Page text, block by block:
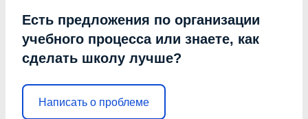
Есть предложения по организации
учебного процесса или знаете, как
сделать школу лучше?
Написать о проблеме